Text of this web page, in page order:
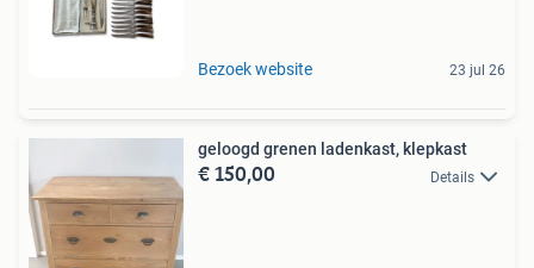
Bezoek website 23 jul 26
geloogd grenen ladenkast, klepkast
€ 150,00 Details